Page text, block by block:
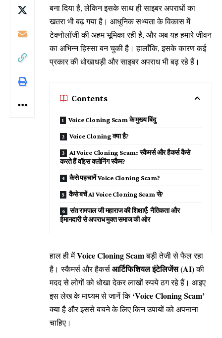
बना दिया है, लेकिन इसके साथ ही साइबर अपराधों का
खतरा भी बढ़ गया है। आधुनिक सभ्यता के विकास में
टेक्नोलॉजी की अहम भूमिका रही है, और अब यह हमारे जीवन
का अभिन्न हिस्सा बन चुकी है। हालाँकि, इसके कारण कई
प्रकार की धोखाधड़ी और साइबर अपराध भी बढ़ रहे हैं।
Contents
Voice Cloning Scam के मुख्य बिंदु
Voice Cloning क्या है?
AI Voice Cloning Scam: स्कैमर्स और हैकर्स कैसे
करते हैं वॉइस क्लोनिंग स्कैम?
कैसे पहचानें Voice Cloning Scam?
कैसे बचें AI Voice Cloning Scam से?
संत रामपाल जी महाराज की शिक्षाएँ: नैतिकता और
ईमानदारी से अपराध मुक्त समाज की ओर
हाल ही मेंVoice Cloning Scamबड़ी तेजी से फैल रहा
है। स्कैमर्स और हैकर्सआर्टिफिशियल इंटेलिजेंस (AI)की
मदद से लोगों को धोखा देकर लाखों रुपये ठग रहे हैं। आइए
इस लेख के माध्यम से जानें कि‘Voice Cloning Scam’
क्या है और इससे बचने के लिए किन उपायों को अपनाना
चाहिए।